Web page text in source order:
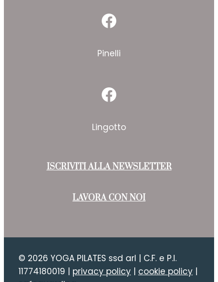
Facebook
Pinelli
Facebook
Lingotto
ISCRIVITI ALLA NEWSLETTER
LAVORA CON NOI
© 2026 YOGA PILATES ssd arl | C.F. e P.I.
11774180019 | privacy policy | cookie policy |